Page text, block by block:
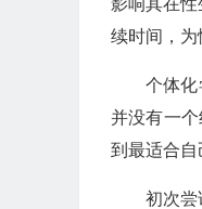
影响其在
续时间，为
个体化
并没有一
到最适合自
初次尝